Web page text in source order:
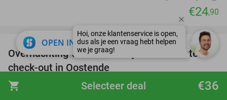
shopping_cart €36
Selecteer deal
€24,90
49%
favorite_border
Overnachting voor 2 + ontbijt + cava + late
check-out in Oostende
De Hofkamers 9.6star
OPEN IN APP close